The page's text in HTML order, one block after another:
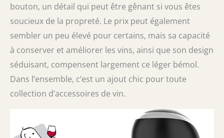
bouton, un détail qui peut être gênant si vous êtes
soucieux de la propreté. Le prix peut également
sembler un peu élevé pour certains, mais sa capacité
à conserver et améliorer les vins, ainsi que son design
séduisant, compensent largement ce léger bémol.
Dans l’ensemble, c’est un ajout chic pour toute
collection d’accessoires de vin.